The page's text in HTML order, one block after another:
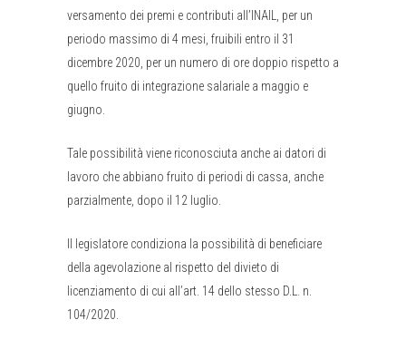
versamento dei premi e contributi all’INAIL, per un
periodo massimo di 4 mesi, fruibili entro il 31
dicembre 2020, per un numero di ore doppio rispetto a
quello fruito di integrazione salariale a maggio e
giugno.
Tale possibilità viene riconosciuta anche ai datori di
lavoro che abbiano fruito di periodi di cassa, anche
parzialmente, dopo il 12 luglio.
Il legislatore condiziona la possibilità di beneficiare
della agevolazione al rispetto del divieto di
licenziamento di cui all’art. 14 dello stesso D.L. n.
104/2020.